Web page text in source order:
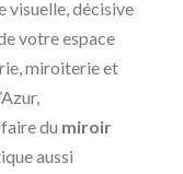
visuelle, décisive
votre espace
miroiterie et
du miroir
aussi